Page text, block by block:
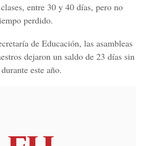
entre 30 y 40 días, pero no
perdido.
de Educación, las asambleas
dejaron un saldo de 23 días sin
este año.